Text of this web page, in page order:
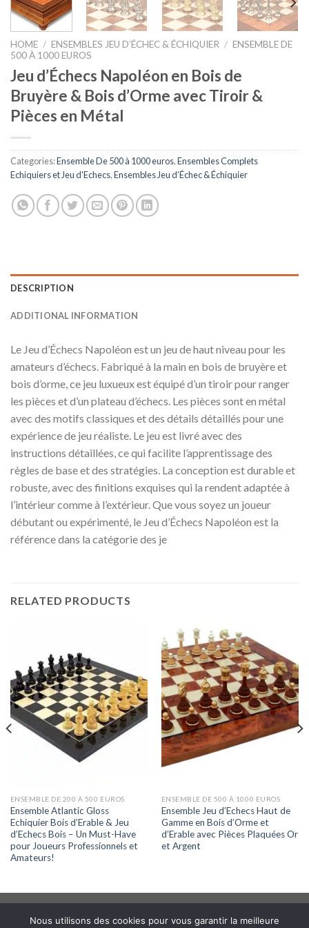
HOME / ENSEMBLES JEU D’ÉCHEC & ÉCHIQUIER / ENSEMBLE DE
500 À 1000 EUROS
Jeu d’Échecs Napoléon en Bois de
Bruyère & Bois d’Orme avec Tiroir &
Pièces en Métal
Categories:Ensemble De 500 à 1000 euros,Ensembles Complets
Echiquiers et Jeu d'Echecs,Ensembles Jeu d’Échec & Échiquier
DESCRIPTION
ADDITIONAL INFORMATION
Le Jeu d’Échecs Napoléon est un jeu de haut niveau pour les
amateurs d’échecs. Fabriqué à la main en bois de bruyère et
bois d’orme, ce jeu luxueux est équipé d’un tiroir pour ranger
les pièces et d’un plateau d’échecs. Les pièces sont en métal
avec des motifs classiques et des détails détaillés pour une
expérience de jeu réaliste. Le jeu est livré avec des
instructions détaillées, ce qui facilite l’apprentissage des
règles de base et des stratégies. La conception est durable et
robuste, avec des finitions exquises qui la rendent adaptée à
l’intérieur comme à l’extérieur. Que vous soyez un joueur
débutant ou expérimenté, le Jeu d’Échecs Napoléon est la
référence dans la catégorie des je
RELATED PRODUCTS
ENSEMBLE DE 200 À 500 EUROS
Ensemble Atlantic Gloss
Echiquier Bois d’Erable & Jeu
d’Echecs Bois – Un Must-Have
pour Joueurs Professionnels et
Amateurs!
ENSEMBLE DE 500 À 1000 EUROS
Ensemble Jeu d’Echecs Haut de
Gamme en Bois d’Orme et
d’Erable avec Pièces Plaquées Or
et Argent
Nous utilisons des cookies pour vous garantir la meilleure